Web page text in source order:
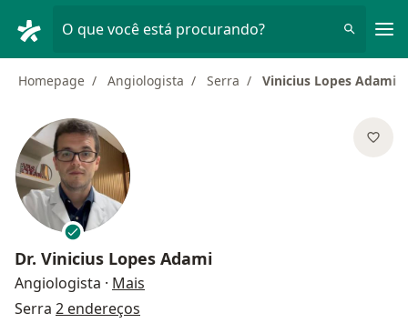
O que você está procurando?
Homepage Angiologista Serra Vinicius Lopes Adami
Dr. Vinicius Lopes Adami
Angiologista · Mais
Serra 2 endereços